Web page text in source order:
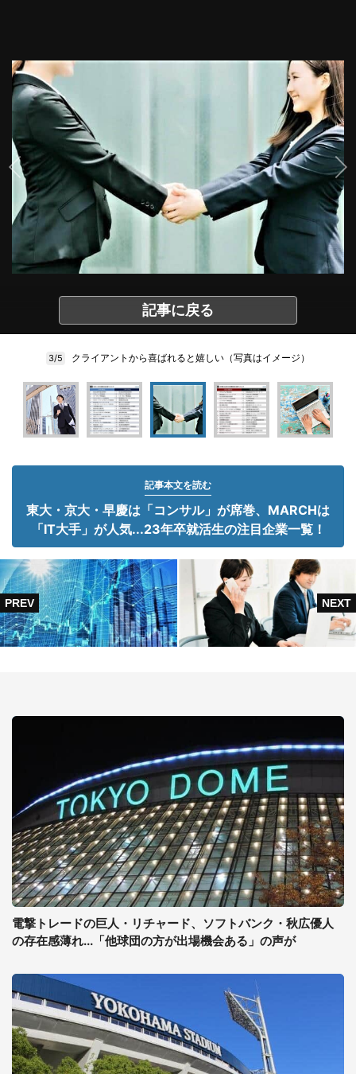
記事に戻る
3/5 クライアントから喜ばれると嬉しい（写真はイメージ）
記事本文を読む
東大・京大・早慶は「コンサル」が席巻、MARCHは
「IT大手」が人気...23年卒就活生の注目企業一覧！
電撃トレードの巨人・リチャード、ソフトバンク・秋広優人
の存在感薄れ...「他球団の方が出場機会ある」の声が